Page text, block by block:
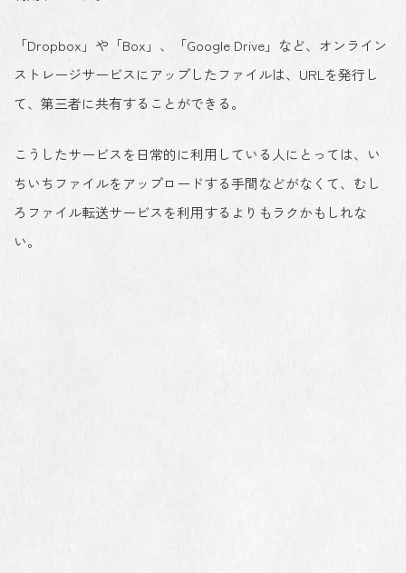
「Dropbox」や「Box」、「Google Drive」など、オンライン
ストレージサービスにアップしたファイルは、URLを発行し
て、第三者に共有することができる。
こうしたサービスを日常的に利用している人にとっては、い
ちいちファイルをアップロードする手間などがなくて、むし
ろファイル転送サービスを利用するよりもラクかもしれな
い。